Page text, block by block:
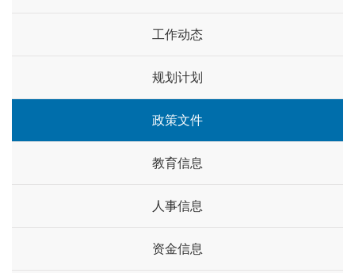
工作动态
规划计划
政策文件
教育信息
人事信息
资金信息